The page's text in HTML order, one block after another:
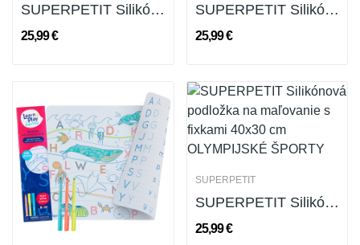
SUPERPETIT Silikónová podložka na maľovanie s...
25,99 €
SUPERPETIT Silikónová podložka na maľovanie s...
25,99 €
SUPERPETIT
SUPERPETIT Silikónová podložka na maľovanie s...
25,99 €